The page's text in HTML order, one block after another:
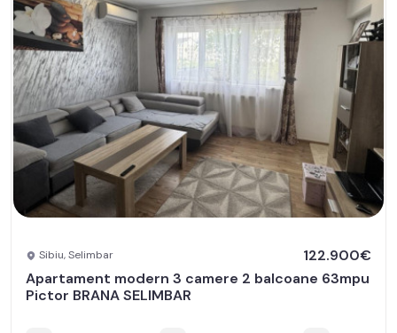
Sibiu, Selimbar
122.900€
Apartament modern 3 camere 2 balcoane 63mpu
Pictor BRANA SELIMBAR